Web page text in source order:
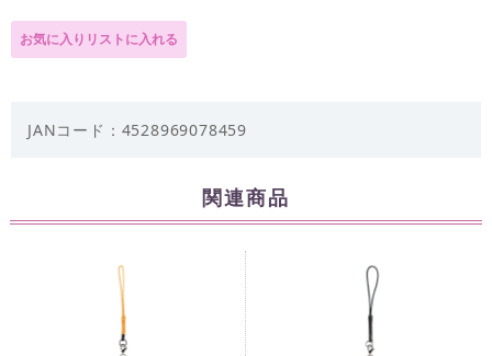
JANコード：4528969078459
関連商品